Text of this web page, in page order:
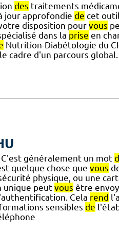
des traitements
jour approfondie de cet
disposition pour vous
dans la prise en
Nutrition-Diabétologie du
cadre d'un parcours
C'est généralement un mot
quelque chose que vous
physique, ou une
unique peut vous être
Cela rend
sensibles de